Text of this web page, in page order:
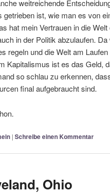
weitreichende
ist, wie man es von
hat mein Vertrauen in die
in der Politik abzulaufen.
regeln und die Welt am
Kapitalismus ist es das Geld,
so schlau zu erkennen,
final aufgebraucht sind.
| Schreibe einen Kommentar
Ohio